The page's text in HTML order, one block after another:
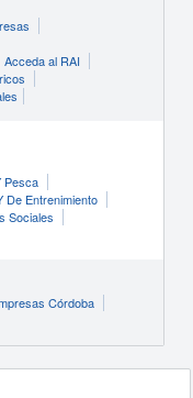
Acceda al RAI
Pesca
Entrenimiento
Sociales
Córdoba